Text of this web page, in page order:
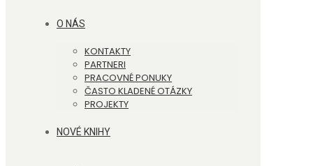
O NÁS
KONTAKTY
PARTNERI
PRACOVNÉ PONUKY
ČASTO KLADENÉ OTÁZKY
PROJEKTY
NOVÉ KNIHY